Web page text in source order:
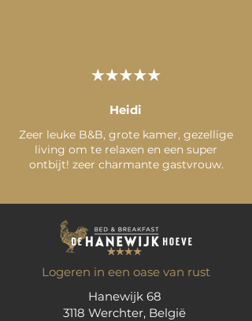
Heidi
Zeer leuke B&B, grote kamer, gezellige
living om te relaxen en een super
ontbijt! zeer charmante gastvrouw.
Logeren in een oase van rust
Hanewijk 68
3118 Werchter, België